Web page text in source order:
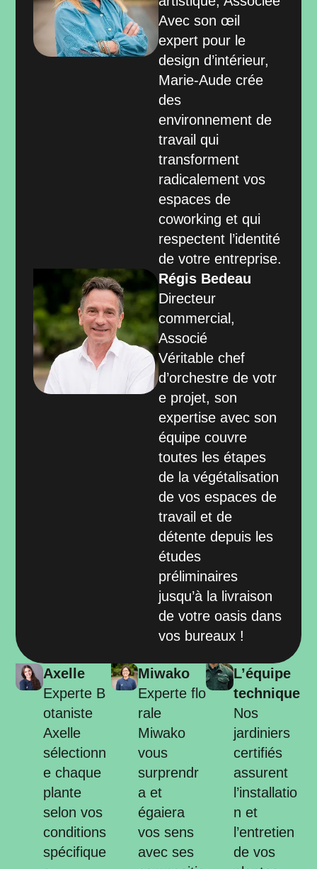
Avec son œil
expert pour le
design d’intérieur,
Marie-Aude crée
des
environnement de
travail qui
transforment
radicalement vos
espaces de
coworking et qui
respectent l’identité
de votre entreprise.
Régis Bedeau
Directeur
commercial,
Associé
Véritable chef
d’orchestre de votr
e projet, son
expertise avec son
équipe couvre
toutes les étapes
de la végétalisation
de vos espaces de
travail et de
détente depuis les
études
préliminaires
jusqu’à la livraison
de votre oasis dans
vos bureaux !
Axelle
Experte B
otaniste
Axelle
sélectionn
e chaque
plante
selon vos
conditions
spécifique
Miwako
Experte flo
rale
Miwako
vous
surprendr
a et
égaiera
vos sens
avec ses
L’équipe
technique
Nos
jardiniers
certifiés
assurent
l’installatio
n et
l’entretien
de vos